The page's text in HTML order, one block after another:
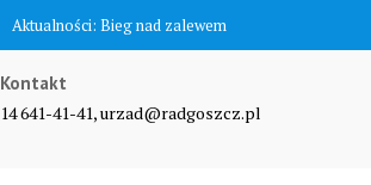
Aktualności: Zawyją syreny
Kontakt
14 641-41-41, urzad@radgoszcz.pl